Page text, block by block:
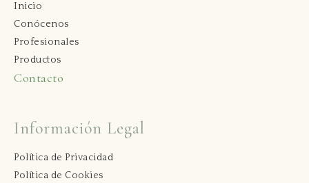
Inicio
Conócenos
Profesionales
Productos
Contacto
Información Legal
Política de Privacidad
Política de Cookies